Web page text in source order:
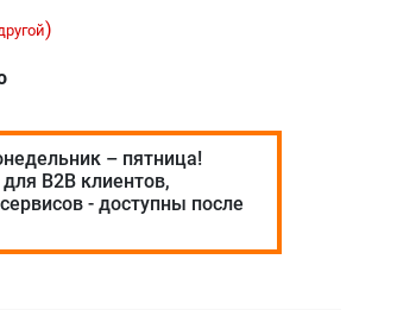
)
– пятница!
В2В клиентов,
- доступны после